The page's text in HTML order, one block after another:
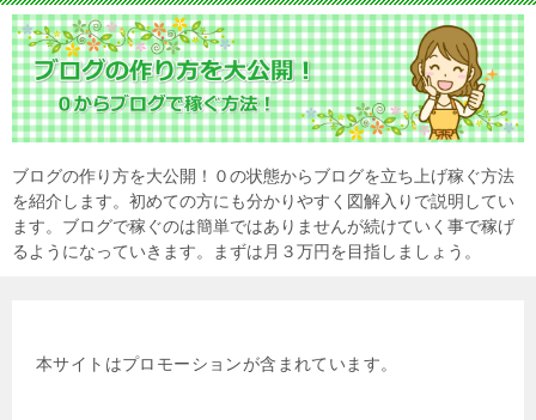
ブログの作り方を大公開！０の状態からブログを立ち上げ稼ぐ方法
を紹介します。初めての方にも分かりやすく図解入りで説明してい
ます。ブログで稼ぐのは簡単ではありませんが続けていく事で稼げ
るようになっていきます。まずは月３万円を目指しましょう。
本サイトはプロモーションが含まれています。